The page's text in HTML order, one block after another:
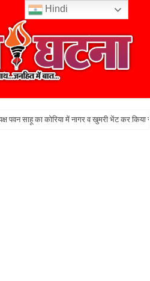
पवन साहू का कोरिया में नागर व खुमरी भेंट कर किया
Hindi